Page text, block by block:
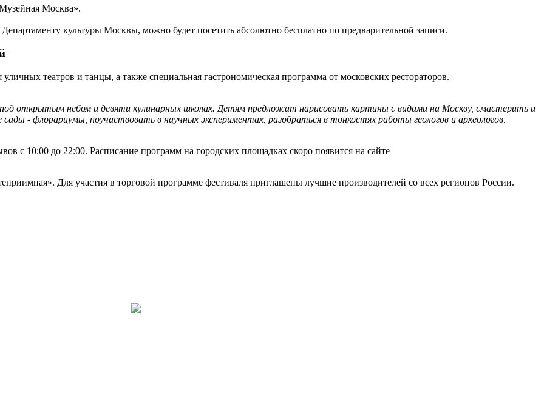
Москва».
культуры Москвы, можно будет посетить абсолютно бесплатно по предварительной записи.
театров и танцы, а также специальная гастрономическая программа от московских рестораторов.
открытым небом и девяти кулинарных школах. Детям предложат нарисовать картины с видами на Москву, смастерить и
- флорариумы, поучаствовать в научных экспериментах, разобраться в тонкостях работы геологов и археологов,
с 10:00 до 22:00. Расписание программ на городских площадках скоро появится на сайте
Для участия в торговой программе фестиваля приглашены лучшие производителей со всех регионов России.